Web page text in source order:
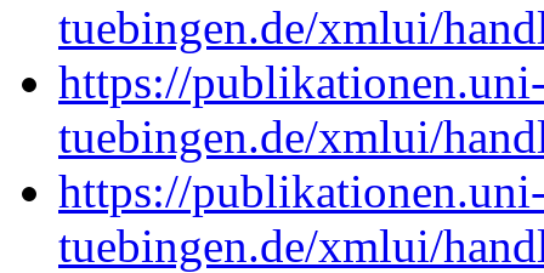
tuebingen.de/xmlui/
https://
tuebingen.de/xmlui/
https://
tuebingen.de/xmlui/